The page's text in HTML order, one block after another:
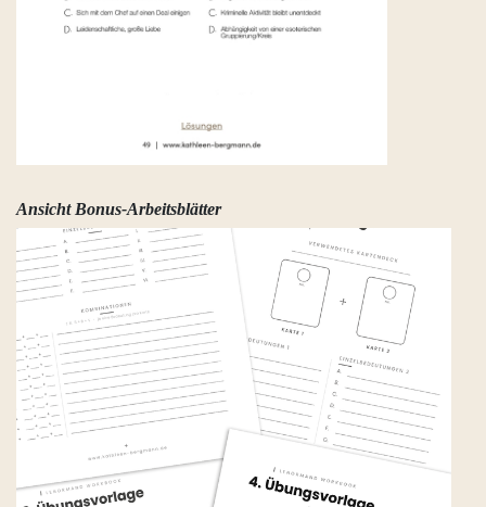
Ansicht Bonus-Arbeitsblätter